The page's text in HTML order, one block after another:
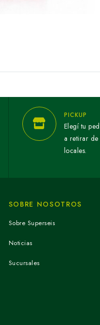
PICKUP
Elegí tu
a retirar de
locales.
SOBRE NOSOTROS
Sobre Superseis
Noticias
Sucursales